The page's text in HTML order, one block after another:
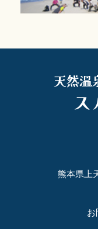
天然温
熊本県上
お